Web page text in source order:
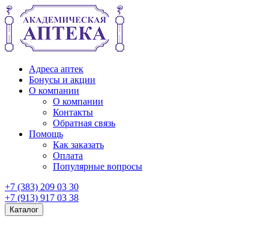
Адреса аптек
Бонусы и акции
О компании
О компании
Контакты
Обратная связь
Помощь
Как заказать
Оплата
Популярные вопросы
+7 (383) 209 03 30
+7 (913) 917 03 38
Каталог